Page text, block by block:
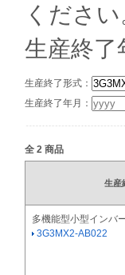
くださ
生産終
生産終了形式：
生産終了年月：
全 2 商品
生産
多機能型小型インバ
3G3MX2-AB022